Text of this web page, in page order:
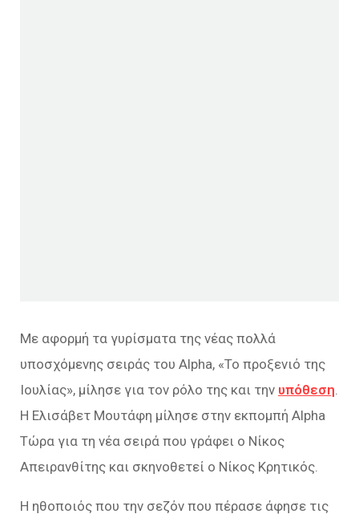
Με αφορμή τα γυρίσματα της νέας πολλά
υποσχόμενης σειράς του Alpha, «Το προξενιό της
Ιουλίας», μίλησε για τον ρόλο της και την υπόθεση.
Η Ελισάβετ Μουτάφη μίλησε στην εκπομπή Alpha
Τώρα για τη νέα σειρά που γράφει ο Νίκος
Απειρανθίτης και σκηνοθετεί ο Νίκος Κρητικός.
Η ηθοποιός που την σεζόν που πέρασε άφησε τις